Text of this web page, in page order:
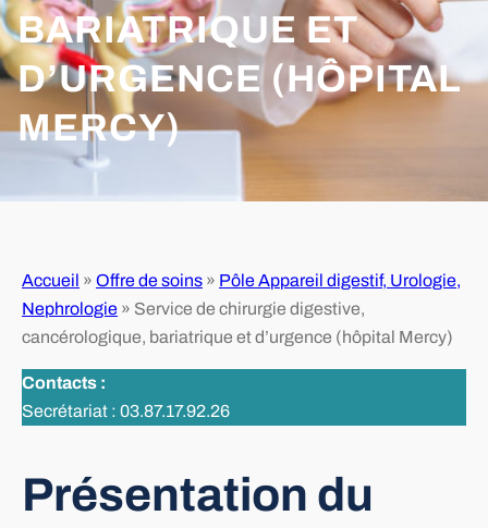
BARIATRIQUE ET
D’URGENCE (HÔPITAL
MERCY)
Accueil » Offre de soins » Pôle Appareil digestif, Urologie,
Nephrologie » Service de chirurgie digestive,
cancérologique, bariatrique et d’urgence (hôpital Mercy)
Contacts :
Secrétariat : 03.87.17.92.26
Présentation du